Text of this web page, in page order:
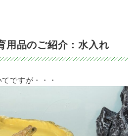
用品のご紹介：水入れ
ですが・・・